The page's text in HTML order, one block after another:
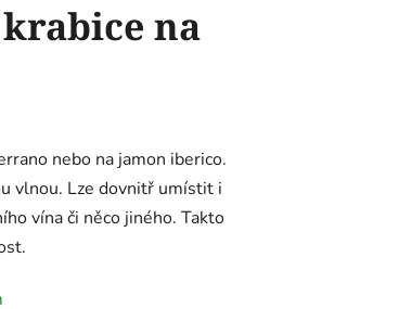
na
nebo na jamon iberico.
vlnou. Lze dovnitř umístit i
vína či něco jiného. Takto